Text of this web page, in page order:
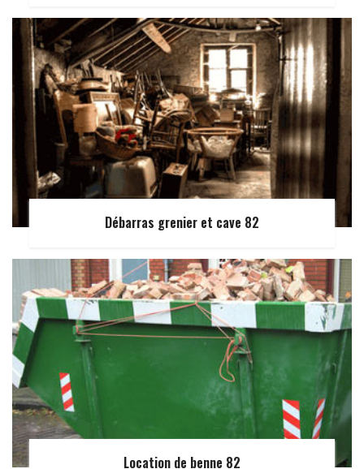
Débarras grenier et cave 82
Location de benne 82